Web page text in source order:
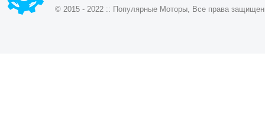
© 2015 - 2022 :: Популярные Моторы, Все права